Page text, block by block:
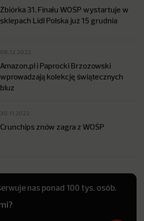
Zbiórka 31. Finału WOŚP wystartuje w
sklepach Lidl Polska już 15 grudnia
08.12.2022
Amazon.pl i Paprocki Brzozowski
wprowadzają kolekcję świątecznych
bluz
30.11.2022
Crunchips znów zagra z WOŚP
nas ponad 100 tys. osób.